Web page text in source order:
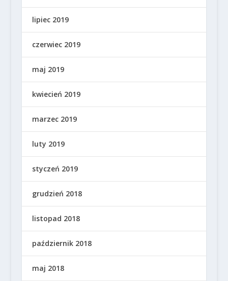
lipiec 2019
czerwiec 2019
maj 2019
kwiecień 2019
marzec 2019
luty 2019
styczeń 2019
grudzień 2018
listopad 2018
październik 2018
maj 2018